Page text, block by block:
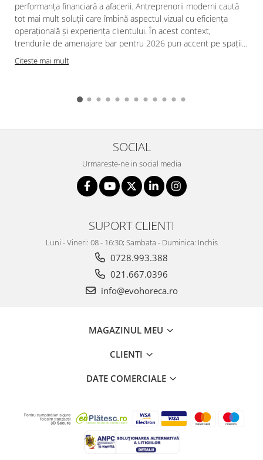
performanța financiară a afacerii. Antreprenorii moderni caută
tot mai mult soluții care îmbină aspectul vizual cu eficiența
operațională și experiența clientului. În acest context,
trendurile de amenajare bar pentru 2026 pun accent pe spații...
Citeste mai mult
SOCIAL
Urmareste-ne in social media
SUPORT CLIENTI
Luni - Vineri: 08 - 16:30; Sambata - Duminica: Inchis
0728.993.388
021.667.0396
info@evohoreca.ro
MAGAZINUL MEU
CLIENTI
DATE COMERCIALE